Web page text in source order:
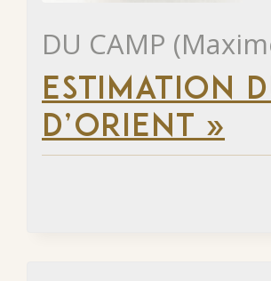
DU CAMP
ESTIMATION
D’ORIENT »